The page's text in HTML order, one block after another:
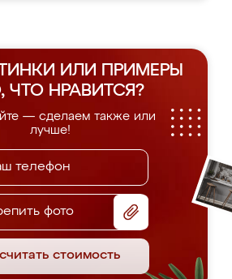
ИЛИ ПРИМЕРЫ
ЧТО НРАВИТСЯ?
— сделаем также или
лучше!
фото
стоимость